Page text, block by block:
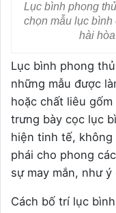
Lục bình phong
chọn mẫu lục
hài
Lục bình phong
những mẫu được
hoặc chất liêu
trưng bày cọc lục
hiện tinh tế,
phái cho phong
sự may mắn, như
Cách bố trí lục